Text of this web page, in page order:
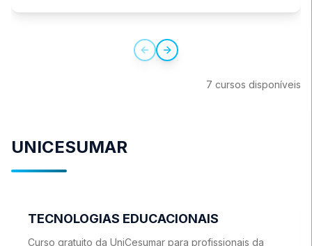
Previous slide
Next slide
7 cursos disponíveis
UNICESUMAR
TECNOLOGIAS EDUCACIONAIS
Curso gratuito da UniCesumar para profissionais da